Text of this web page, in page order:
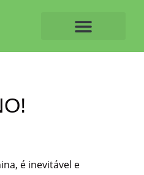
é inevitável e